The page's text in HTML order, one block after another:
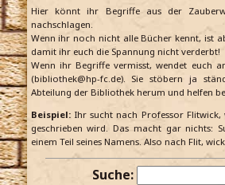
Zauberwelt
Willkommen
Jetzt Fanclub-Mitglied
Hier könnt ihr Begriffe aus der
nachschlagen.
Wenn ihr noch nicht alle Bücher kennt, ist
damit ihr euch die Spannung nicht verderbt!
Wenn ihr Begriffe vermisst, wendet euch
(bibliothek@hp-fc.de). Sie stöbern ja
Abteilung der Bibliothek herum und helfen
Beispiel:Ihr sucht nach Professor Flitwick,
geschrieben wird. Das macht gar nichts:
einem Teil seines Namens. Also nach Flit,
Suche: